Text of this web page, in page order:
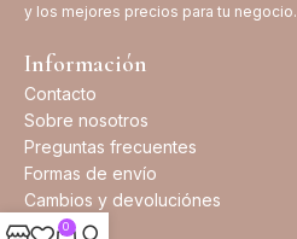
y los mejores precios para tu negocio.
Información
Contacto
Sobre nosotros
Preguntas frecuentes
Formas de envío
Cambios y devoluciónes
0